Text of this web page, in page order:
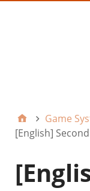
Game
[English]